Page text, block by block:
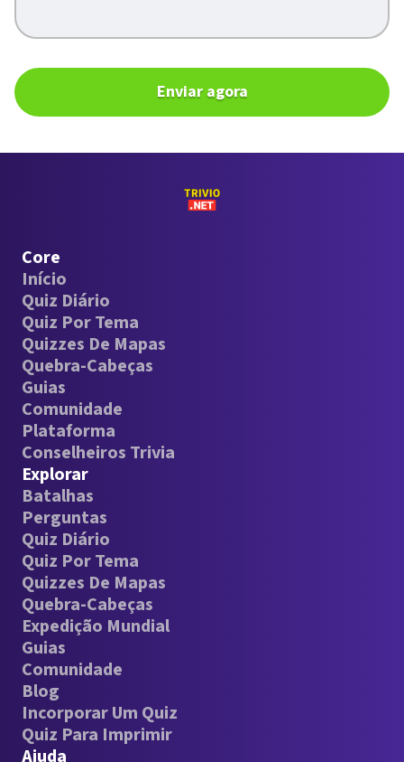
Enviar agora
Core
Início
Quiz Diário
Quiz Por Tema
Quizzes De Mapas
Quebra-Cabeças
Guias
Comunidade
Plataforma
Conselheiros Trivia
Explorar
Batalhas
Perguntas
Quiz Diário
Quiz Por Tema
Quizzes De Mapas
Quebra-Cabeças
Expedição Mundial
Guias
Comunidade
Blog
Incorporar Um Quiz
Quiz Para Imprimir
Ajuda